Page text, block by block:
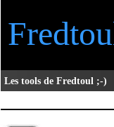
Les tools de Fredtoul ;-)